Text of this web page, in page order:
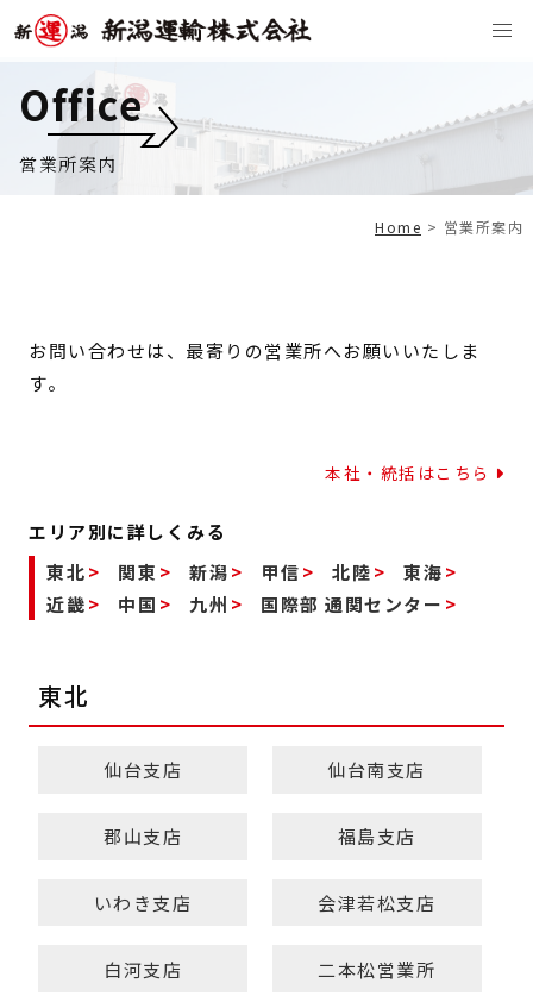
Office
営業所案内
Home > 営業所案内
お問い合わせは、最寄りの営業所へお願いいたしま
す。
本社・統括はこちら
エリア別に詳しくみる
東北
関東 新潟 甲信 北陸
東海
近畿
中国 九州 国際部 通関センター
東北
仙台支店 仙台南支店
郡山支店 福島支店
いわき支店 会津若松支店
白河支店 二本松営業所